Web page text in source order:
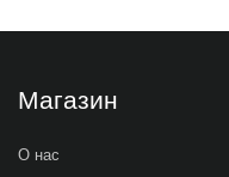
Магазин
О нас